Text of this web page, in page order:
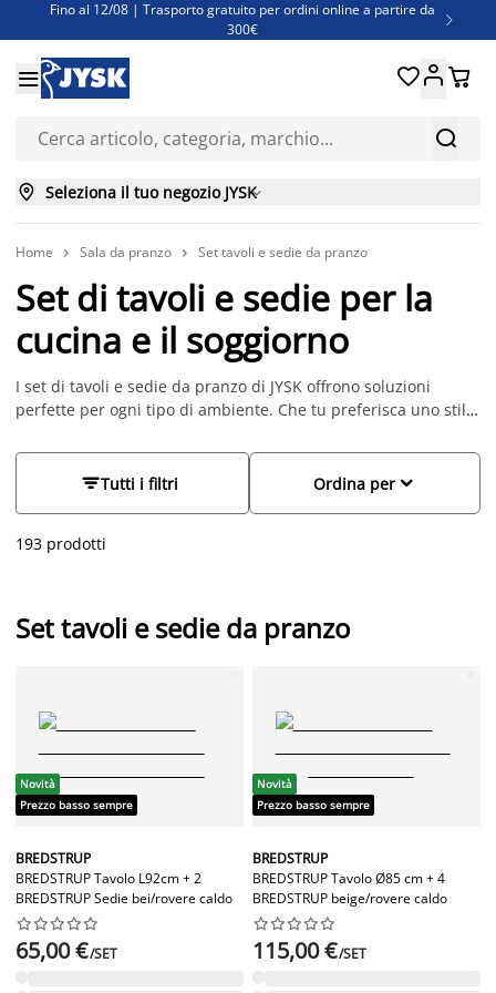
Fino al 12/08 | Trasporto gratuito per ordini online a partire da
300€

Super offerte d'estate | Oltre 1.500 articoli fino al 70%
Finanziamenti - Scegli il piano di rimborso più adatto a te


 
 Seleziona il tuo negozio JYSK
Home  Sala da pranzo  Set tavoli e sedie da pranzo
Set di tavoli e sedie per la
cucina e il soggiorno
I set di tavoli e sedie da pranzo di JYSK offrono soluzioni
perfette per ogni tipo di ambiente. Che tu preferisca uno stile
sala da pranzo accogliente e funzionale. Scopri la nostra
selezione e trova il set che meglio si adatta al tuo spazio e alle
Tutti i filtri 
Ordina per
193 prodotti
Set tavoli e sedie da pranzo
Novità
Prezzo basso sempre
BREDSTRUP
BREDSTRUP Tavolo L92cm + 2
BREDSTRUP Sedie bei/rovere caldo






65,00 €/SET
Novità
Prezzo basso sempre
BREDSTRUP
BREDSTRUP Tavolo Ø85 cm + 4
BREDSTRUP beige/rovere caldo






115,00 €/SET